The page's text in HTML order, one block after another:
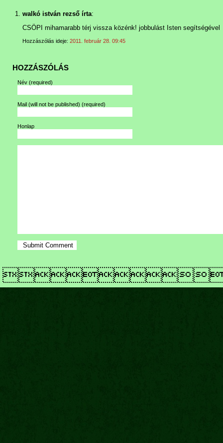
walkó istván rezső írta:
CSÖPI mihamarabb térj vissza közénk! jobbulást Isten segítségével
Hozzászólás ideje: 2011. február 28. 09:45
HOZZÁSZÓLÁS
Név (required)
Mail (will not be published) (required)
Honlap